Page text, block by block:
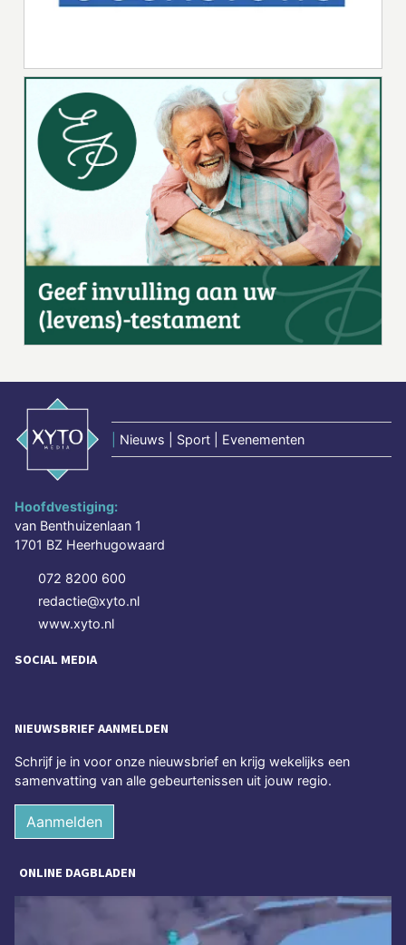
Nieuws | Sport | Evenementen
Hoofdvestiging:
van Benthuizenlaan 1
1701 BZ Heerhugowaard
072 8200 600
redactie@xyto.nl
www.xyto.nl
SOCIAL MEDIA
NIEUWSBRIEF AANMELDEN
Schrijf je in voor onze nieuwsbrief en krijg wekelijks een
samenvatting van alle gebeurtenissen uit jouw regio.
Aanmelden
ONLINE DAGBLADEN